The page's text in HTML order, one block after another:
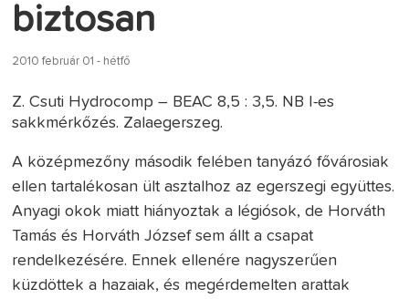
biztosan
2010 február 01 - hétfő
Z. Csuti Hydrocomp – BEAC 8,5 : 3,5. NB I-es
sakkmérkőzés. Zalaegerszeg.
A középmezőny második felében tanyázó fővárosiak
ellen tartalékosan ült asztalhoz az egerszegi együttes.
Anyagi okok miatt hiányoztak a légiósok, de Horváth
Tamás és Horváth József sem állt a csapat
rendelkezésére. Ennek ellenére nagyszerűen
küzdöttek a hazaiak, és megérdemelten arattak